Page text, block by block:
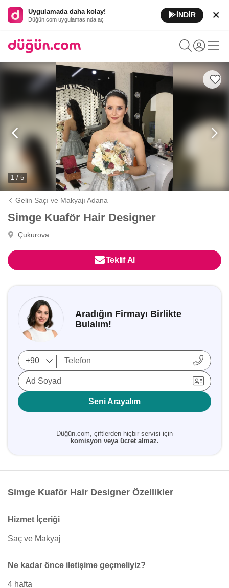
Uygulamada daha kolay!
Düğün.com uygulamasında aç
İNDİR
1 / 5
Gelin Saçı ve Makyajı Adana
Simge Kuaför Hair Designer
Çukurova
Teklif Al
Aradığın Firmayı Birlikte
Bulalım!
Ad Soyad
Seni Arayalım
Düğün.com, çiftlerden hiçbir servisi için
komisyon veya ücret almaz.
Simge Kuaför Hair Designer Özellikler
Hizmet İçeriği
Saç ve Makyaj
Ne kadar önce iletişime geçmeliyiz?
4 hafta